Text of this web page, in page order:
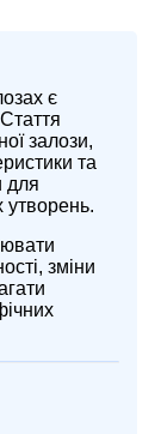
є
залози,
та
для
утворень.
зміни